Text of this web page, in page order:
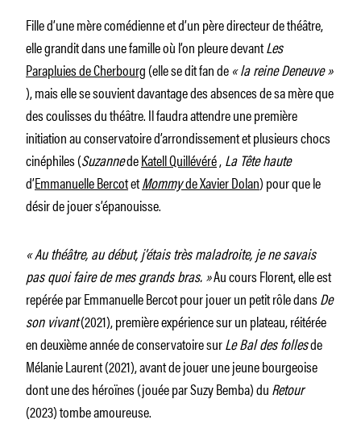
Fille d’une mère comédienne et d’un père directeur de théâtre,
elle grandit dans une famille où l’on pleure devantLes
Parapluies de Cherbourg(elle se dit fan de« la reine Deneuve »
), mais elle se souvient davantage des absences de sa mère que
des coulisses du théâtre. Il faudra attendre une première
initiation au conservatoire d’arrondissement et plusieurs chocs
cinéphiles (SuzannedeKatell Quillévéré,La Tête haute
d’Emmanuelle BercotetMommyde Xavier Dolan) pour que le
désir de jouer s’épanouisse.
« Au théâtre, au début, j’étais très maladroite, je ne savais
pas quoi faire de mes grands bras. »Au cours Florent, elle est
repérée par Emmanuelle Bercot pour jouer un petit rôle dansDe
son vivant(2021), première expérience sur un plateau, réitérée
en deuxième année de conservatoire surLe Bal des follesde
Mélanie Laurent (2021), avant de jouer une jeune bourgeoise
dont une des héroïnes (jouée par Suzy Bemba) duRetour
(2023) tombe amoureuse.